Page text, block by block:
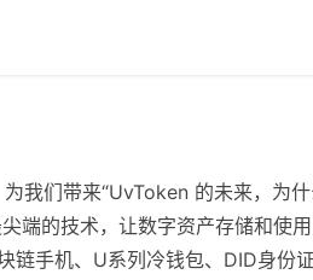
们带来“UvToken 的未来，为什
的技术，让数字资产存储和使用
手机、U系列冷钱包、DID身份证